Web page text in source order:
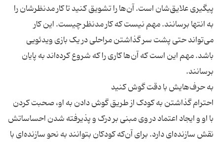
پیگیری علایق‌شان است. آن‌ها را تشویق کنید تا کار مدنظرشان را
به انتها برسانند. مهم نیست که کار مدنظر چیست. این کار
می‌تواند حتی پشت سر گذاشتن مراحلی در یک بازی ویدئویی
باشد. مهم این است که آن‌ها کاری را که شروع کرده‌اند به پایان
احترام گذاشتن به کودک از طریق گوش دادن به او، صحبت کردن
با او و ایجاد اعتماد در وی مبنی بر درک و پذیرفته شدن احساساتش
نقش سازنده‌ای دارد. برای آن‌که کودکان بتوانند به نحو سازنده‌ای با